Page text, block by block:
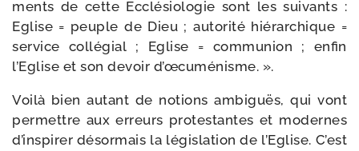
ments de cette Ecclésiologie sont les sui­vants :
Eglise = peuple de Dieu ; auto­ri­té hié­rar­chique =
ser­vice col­lé­gial ; Eglise = com­mu­nion ; enfin
l’Eglise et son devoir d’œcuménisme. ».
Voilà bien autant de notions ambi­guës, qui vont
per­mettre aux erreurs pro­tes­tantes et modernes
d’inspirer désor­mais la légis­la­tion de l’Eglise. C’est